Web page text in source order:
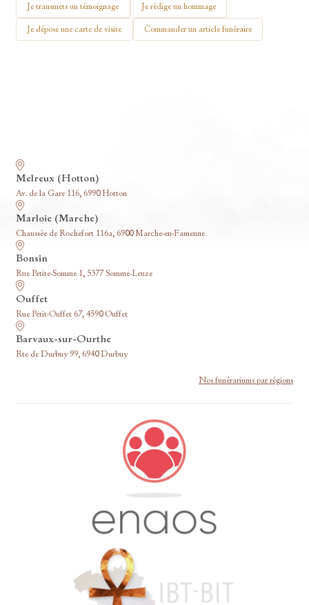
Je transmets un témoignage Je rédige un hommage
Je dépose une carte de visite Commander un article funéraire
Melreux (Hotton)
Av. de la Gare 116, 6990 Hotton
Marloie (Marche)
Chaussée de Rochefort 116a, 6900 Marche-en-Famenne
Bonsin
Rue Petite-Somme 1, 5377 Somme-Leuze
Ouffet
Rue Petit-Ouffet 67, 4590 Ouffet
Barvaux-sur-Ourthe
Rte de Durbuy 99, 6940 Durbuy
Nos funérariums par régions